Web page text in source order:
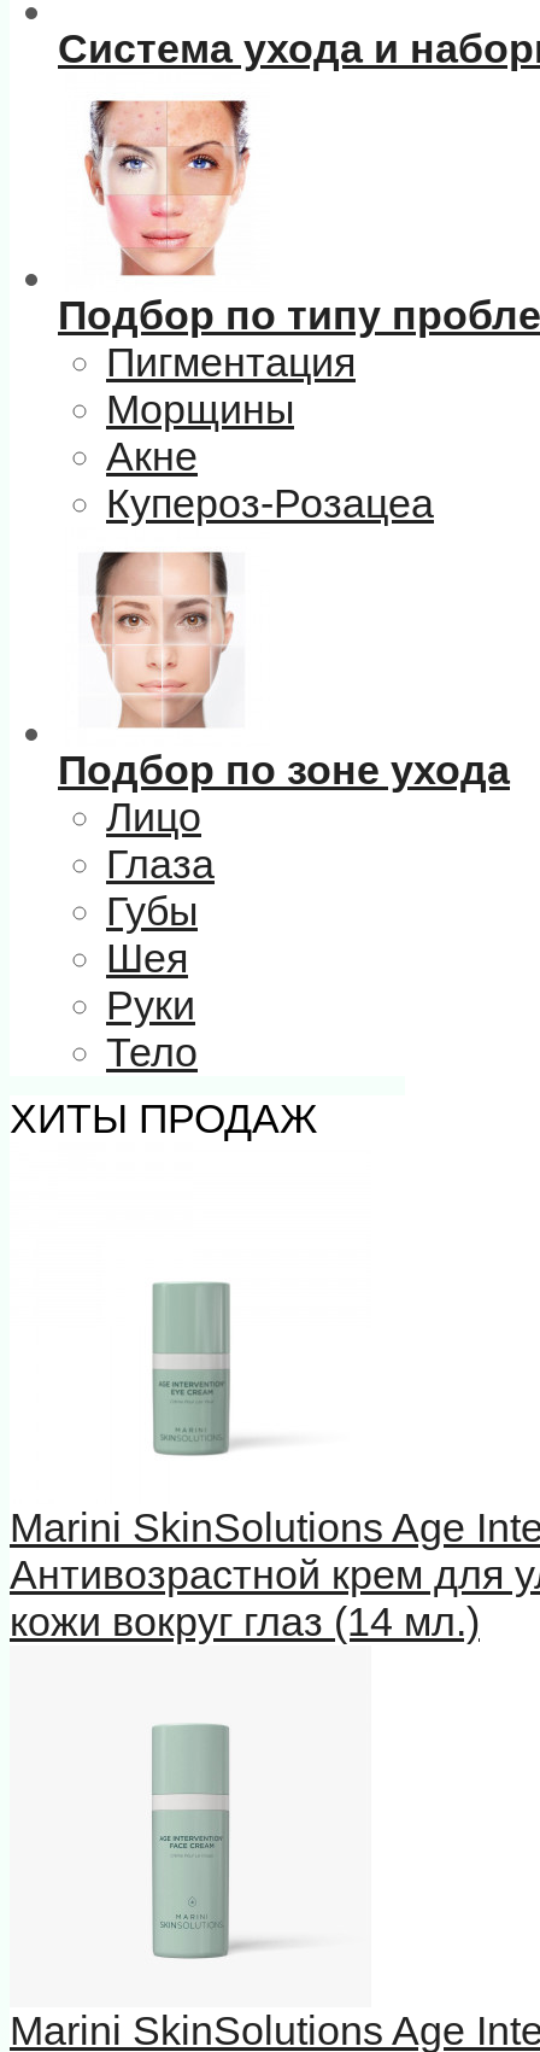
Система ухода и
Подбор по типу
Пигментация
Морщины
Акне
Купероз-Розацеа
Подбор по зоне ухода
Лицо
Глаза
Губы
Шея
Руки
Тело
ХИТЫ ПРОДАЖ
Marini SkinSolutions Age
Антивозрастной крем для
кожи вокруг глаз (14 мл.)
Marini SkinSolutions Age